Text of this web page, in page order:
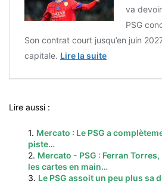
va
PSG
Son contrat court jusqu’en juin
capitale. Lire la suite
Lire aussi :
1. Mercato : Le PSG a
piste…
2. Mercato - PSG : Ferran Torres,
les cartes en main…
3. Le PSG assoit un peu plus sa